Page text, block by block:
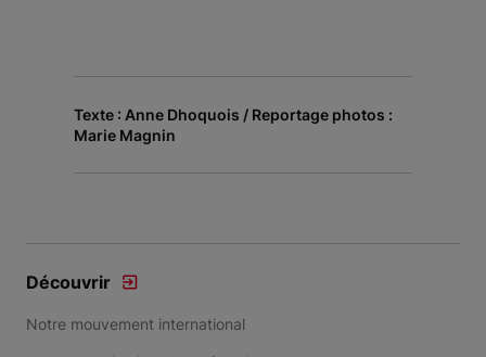
Texte : Anne Dhoquois / Reportage photos :
Marie Magnin
Découvrir
Notre mouvement international